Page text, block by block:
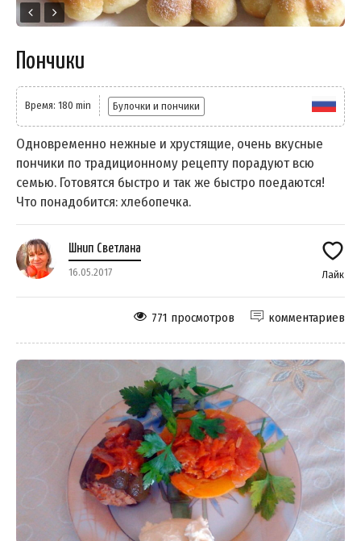
Пончики
Время: 180 min Булочки и пончики
Одновременно нежные и хрустящие, очень вкусные
пончики по традиционному рецепту порадуют всю
семью. Готовятся быстро и так же быстро поедаются!
Что понадобится: хлебопечка.
Шнип Светлана
16.05.2017 Лайк
комментариев
771 просмотров